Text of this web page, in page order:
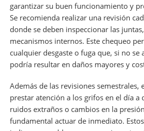
garantizar su buen funcionamiento y
Se recomienda realizar una revisión
donde se deben inspeccionar las
mecanismos internos. Este chequeo
cualquier desgaste o fuga que, si no se
podría resultar en daños mayores y
Además de las revisiones semestrales,
prestar atención a los grifos en el día a
ruidos extraños o cambios en la
fundamental actuar de inmediato.